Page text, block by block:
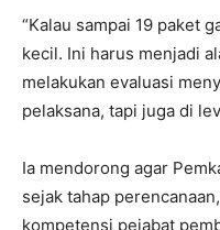
“Kalau sampai 19 paket
kecil. Ini harus menjadi
melakukan evaluasi
pelaksana, tapi juga di
Ia mendorong agar
sejak tahap
kompetensi pejabat